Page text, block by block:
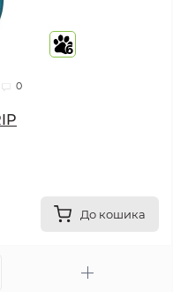
6
0
До кошика